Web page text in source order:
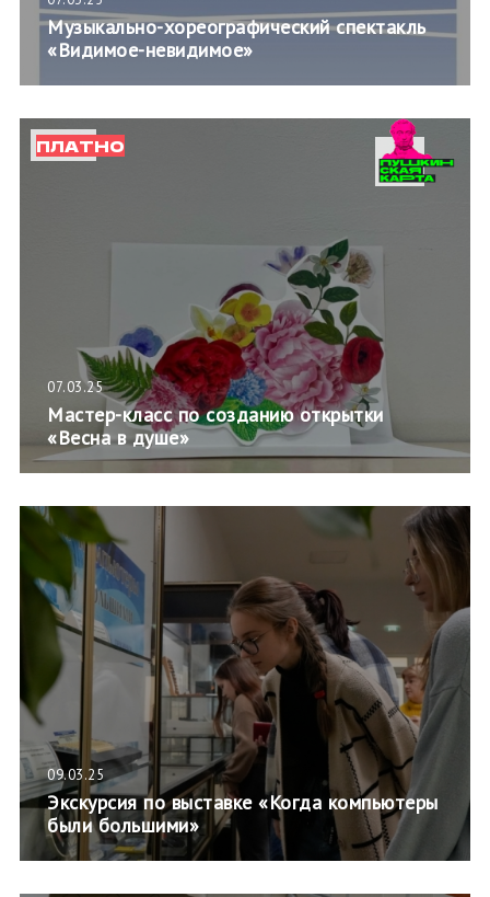
Музыкально-хореографический спектакль
«Видимое-невидимое»
ПЛАТНО
07.03.25
Мастер-класс по созданию открытки
«Весна в душе»
09.03.25
Экскурсия по выставке «Когда компьютеры
были большими»